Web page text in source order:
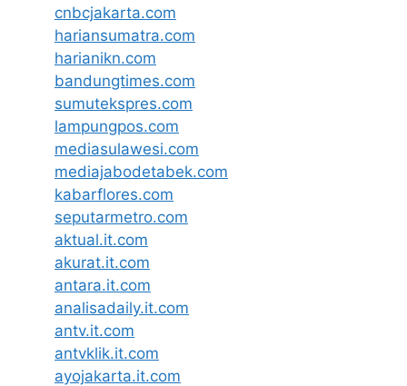
cnbcjakarta.com
hariansumatra.com
harianikn.com
bandungtimes.com
sumutekspres.com
lampungpos.com
mediasulawesi.com
mediajabodetabek.com
kabarflores.com
seputarmetro.com
aktual.it.com
akurat.it.com
antara.it.com
analisadaily.it.com
antv.it.com
antvklik.it.com
ayojakarta.it.com